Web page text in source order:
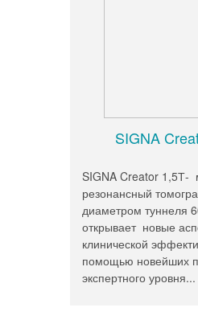
SIGNA
SIGNA Creator 1,5Т-
резонансный
диаметром туннеля
открывает новые
клинической
помощью новейших
экспертного уровня...